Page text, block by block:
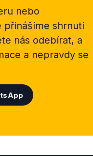
nebo
přinášíme shrnutí
nás odebírat, a
a nepravdy se